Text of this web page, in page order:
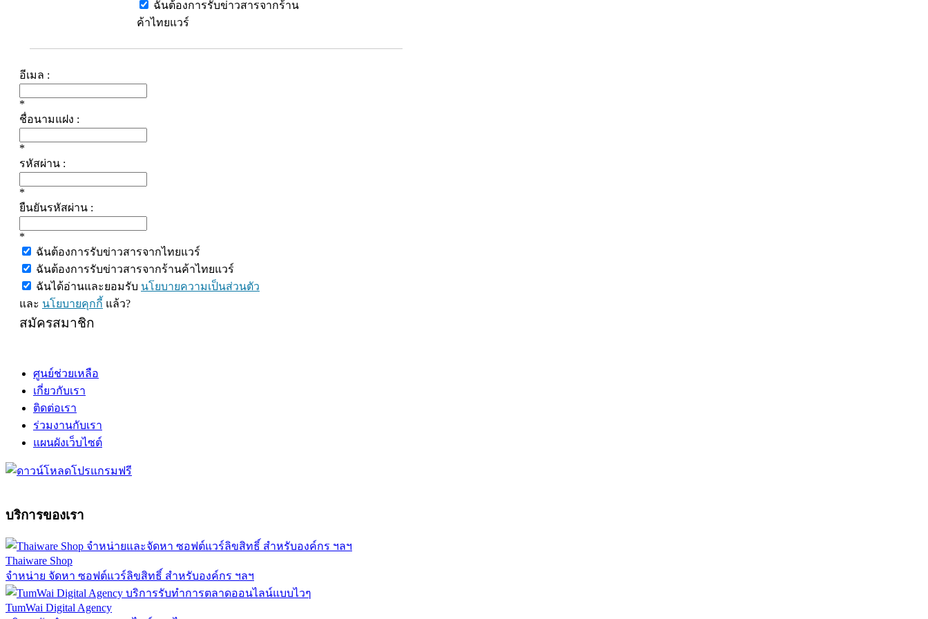
ฉันต้องการรับข่าวสารจากร้าน
ค้าไทยแวร์
อีเมล :
*
ชื่อนามแฝง :
*
รหัสผ่าน :
*
ยืนยันรหัสผ่าน :
*
ฉันต้องการรับข่าวสารจากไทยแวร์
ฉันต้องการรับข่าวสารจากร้านค้าไทยแวร์
ฉันได้อ่านและยอมรับ นโยบายความเป็นส่วนตัว
และ นโยบายคุกกี้ แล้ว?
สมัครสมาชิก
ศูนย์ช่วยเหลือ
เกี่ยวกับเรา
ติดต่อเรา
ร่วมงานกับเรา
แผนผังเว็บไซต์
บริการของเรา
Thaiware Shop
จำหน่าย จัดหา ซอฟต์แวร์ลิขสิทธิ์ สำหรับองค์กร ฯลฯ
TumWai Digital Agency